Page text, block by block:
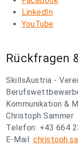
LinkedIn
YouTube
Rückfragen
SkillsAustria -
Kommunikation &
Christoph Sammer
Telefon: +43 664
E-Mail: